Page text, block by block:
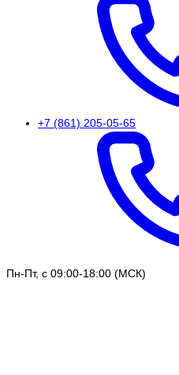
+7 (861) 205-05-65
Пн-Пт, с 09:00-18:00 (МСК)